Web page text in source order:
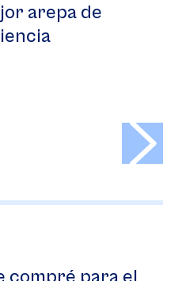
arepa de